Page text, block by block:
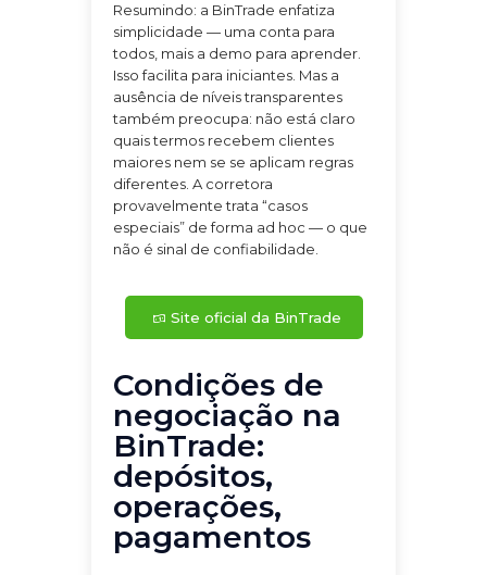
Resumindo: a BinTrade enfatiza
simplicidade — uma conta para
todos, mais a demo para aprender.
Isso facilita para iniciantes. Mas a
ausência de níveis transparentes
também preocupa: não está claro
quais termos recebem clientes
maiores nem se se aplicam regras
diferentes. A corretora
provavelmente trata “casos
especiais” de forma ad hoc — o que
não é sinal de confiabilidade.
Site oficial da BinTrade
Condições de
negociação na
BinTrade:
depósitos,
operações,
pagamentos